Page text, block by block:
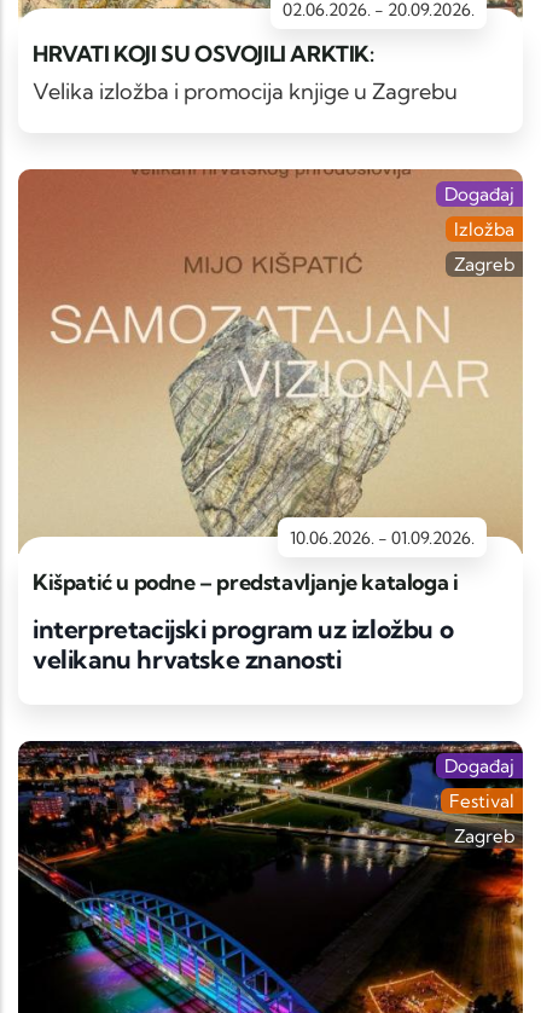
02.06.2026. - 20.09.2026.
HRVATI KOJI SU OSVOJILI ARKTIK:
Velika izložba i promocija knjige u Zagrebu
10.06.2026. - 01.09.2026.
Kišpatić u podne – predstavljanje kataloga i
interpretacijski program uz izložbu o
velikanu hrvatske znanosti
Događaj
Izložba
Zagreb
Događaj
Festival
Zagreb